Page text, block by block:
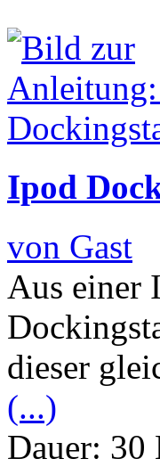
Ipod
von Gast
Aus einer
dieser
(...)
Dauer: 30